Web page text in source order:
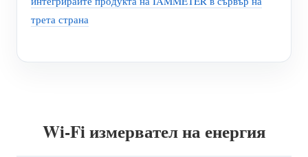
трета страна
Wi-Fi измервател на енергия